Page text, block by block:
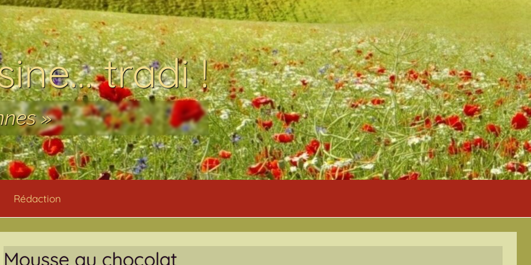
tradi !
»
Rédaction
Mousse au chocolat